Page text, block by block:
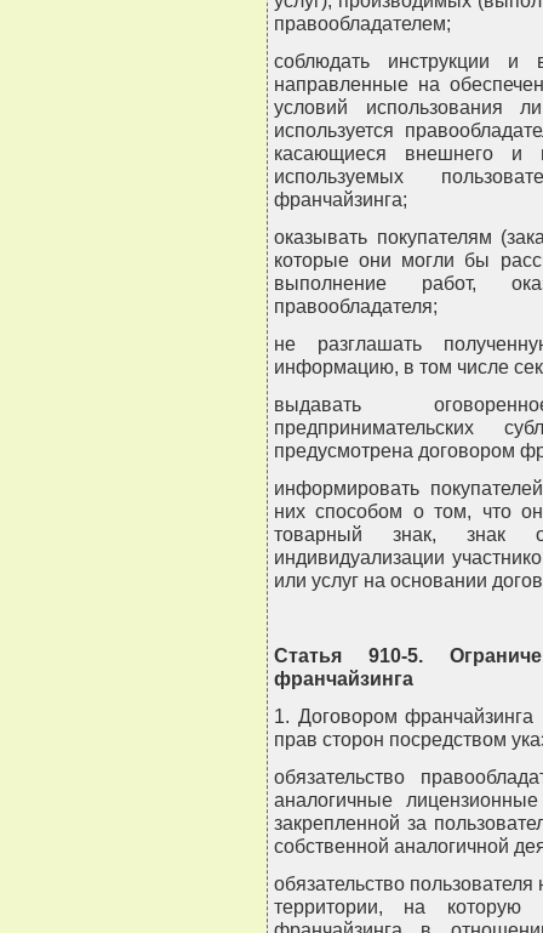
правообладателем;
соблюдать инструкции и
направленные на
условий использования
используется
касающиеся внешнего и
используемых
франчайзинга;
оказывать покупателям
которые они могли бы
выполнение работ,
правообладателя;
не разглашать
информацию, в том числе
выдавать
предпринимательских
предусмотрена договором
информировать
них способом о том, что
товарный знак, знак
индивидуализации
или услуг на основании
Статья 910-5.
франчайзинга
1. Договором франчайзинга
прав сторон посредством
обязательство
аналогичные
закрепленной за
собственной аналогичной
обязательство
территории, на которую